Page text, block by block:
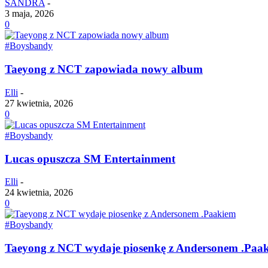
SANDRA -
3 maja, 2026
0
#Boysbandy
Taeyong z NCT zapowiada nowy album
Elli -
27 kwietnia, 2026
0
#Boysbandy
Lucas opuszcza SM Entertainment
Elli -
24 kwietnia, 2026
0
#Boysbandy
Taeyong z NCT wydaje piosenkę z Andersonem